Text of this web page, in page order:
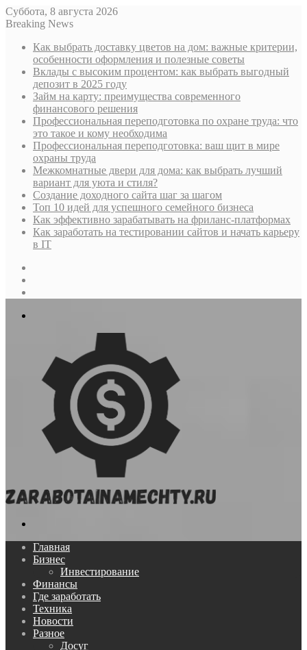
Суббота, 8 августа 2026
Breaking News
Как выбрать доставку цветов на дом: важные критерии,
особенности оформления и полезные советы
Вклады с высоким процентом: как выбрать выгодный
депозит в 2025 году
Займ на карту: преимущества современного
финансового решения
Профессиональная переподготовка по охране труда: что
это такое и кому необходима
Профессиональная переподготовка: ваш щит в мире
охраны труда
Межкомнатные двери для дома: как выбрать лучший
вариант для уюта и стиля?
Создание доходного сайта шаг за шагом
Топ 10 идей для успешного семейного бизнеса
Как эффективно зарабатывать на фриланс-платформах
Как заработать на тестировании сайтов и начать карьеру
в IT
Главная
Бизнес
Инвестирование
Финансы
Где заработать
Техника
Новости
Разное
Досуг